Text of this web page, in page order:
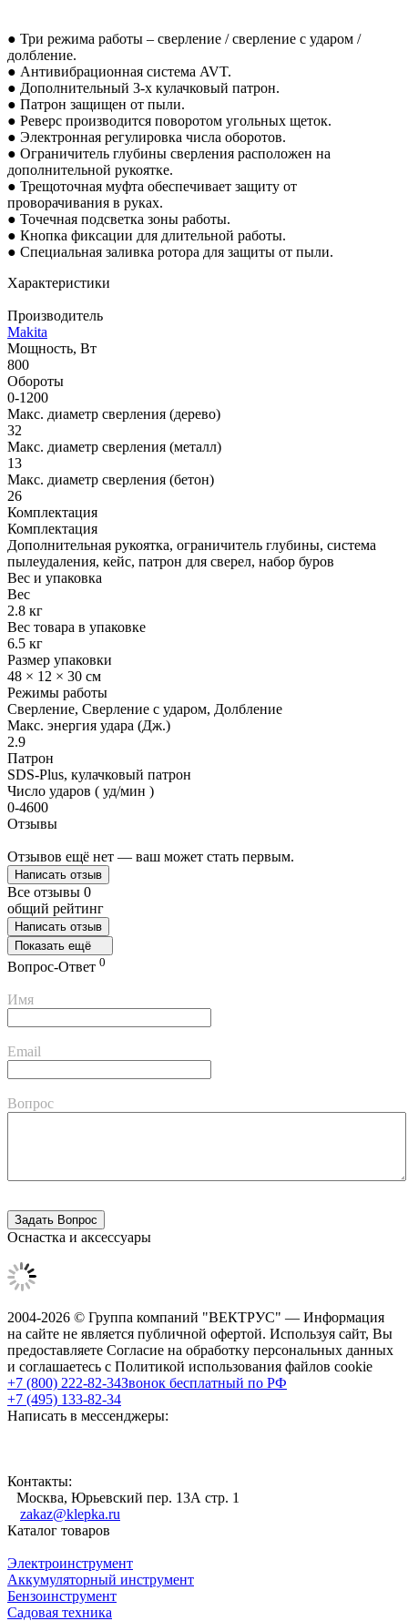
● Три режима работы – сверление / сверление с ударом /
долбление.
● Антивибрационная система AVT.
● Дополнительный 3-х кулачковый патрон.
● Патрон защищен от пыли.
● Реверс производится поворотом угольных щеток.
● Электронная регулировка числа оборотов.
● Ограничитель глубины сверления расположен на
дополнительной рукоятке.
● Трещоточная муфта обеспечивает защиту от
проворачивания в руках.
● Точечная подсветка зоны работы.
● Кнопка фиксации для длительной работы.
● Специальная заливка ротора для защиты от пыли.
Характеристики
Производитель
Makita
Мощность, Вт
800
Обороты
0-1200
Макс. диаметр сверления (дерево)
32
Макс. диаметр сверления (металл)
13
Макс. диаметр сверления (бетон)
26
Комплектация
Комплектация
Дополнительная рукоятка, ограничитель глубины, система
пылеудаления, кейс, патрон для сверел, набор буров
Вес и упаковка
Вес
2.8 кг
Вес товара в упаковке
6.5 кг
Размер упаковки
48 × 12 × 30 см
Режимы работы
Сверление, Сверление с ударом, Долбление
Макс. энергия удара (Дж.)
2.9
Патрон
SDS-Plus, кулачковый патрон
Число ударов ( уд/мин )
0-4600
Отзывы
Отзывов ещё нет — ваш может стать первым.
Написать отзыв
Все отзывы 0
общий рейтинг
Написать отзыв
Показать ещё
Вопрос-Ответ 0
Имя
Email
Вопрос
Оснастка и аксессуары
2004-2026 © Группа компаний "ВЕКТРУС" — Информация
на сайте не является публичной офертой. Используя сайт, Вы
предоставляете Согласие на обработку персональных данных
и соглашаетесь с Политикой использования файлов cookie
+7 (800) 222-82-34Звонок бесплатный по РФ
+7 (495) 133-82-34
Написать в мессенджеры:
Контакты:
Москва, Юрьевский пер. 13А стр. 1
zakaz@klepka.ru
Каталог товаров
Электроинструмент
Аккумуляторный инструмент
Бензоинструмент
Садовая техника